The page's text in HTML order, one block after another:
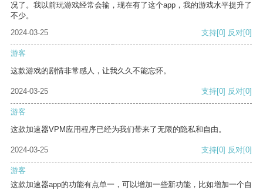
况了。我以前玩游戏经常会输，现在有了这个app，我的游戏水平提升了
不少。
2024-03-25
支持[0] 反对[0]
游客
这款游戏的剧情非常感人，让我久久不能忘怀。
2024-03-25 支持[0] 反对[0]
游客
这款加速器VPM应用程序已经为我们带来了无限的隐私和自由。
2024-03-25 支持[0] 反对[0]
游客
这款加速器app的功能有点单一，可以增加一些新功能，比如增加一个自